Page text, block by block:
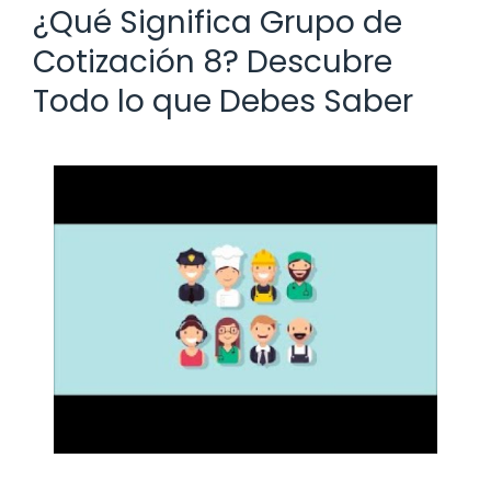
¿Qué Significa Grupo de
Cotización 8? Descubre
Todo lo que Debes Saber